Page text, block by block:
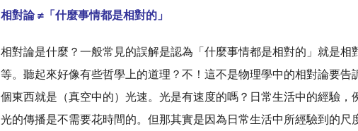
相對論 ≠「什麼事情都是相對的」
相對論是什麼？一般常見的誤解是認為「什麼事情都是相對的」就是
等。聽起來好像有些哲學上的道理？不！這不是物理學中的相對論要
個東西就是（真空中的）光速。光是有速度的嗎？日常生活中的經驗
光的傳播是不需要花時間的。但那其實是因為日常生活中所經驗到的